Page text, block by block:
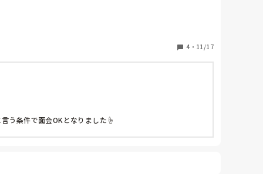
4 ・ 11/17
う条件で面会OKとなりました☝️